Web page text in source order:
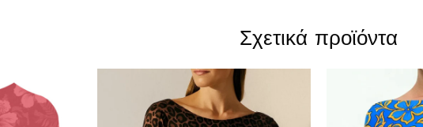
Σχετικά προϊόντα